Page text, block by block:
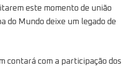
este momento de união
do Mundo deixe um legado de
contará com a participação dos